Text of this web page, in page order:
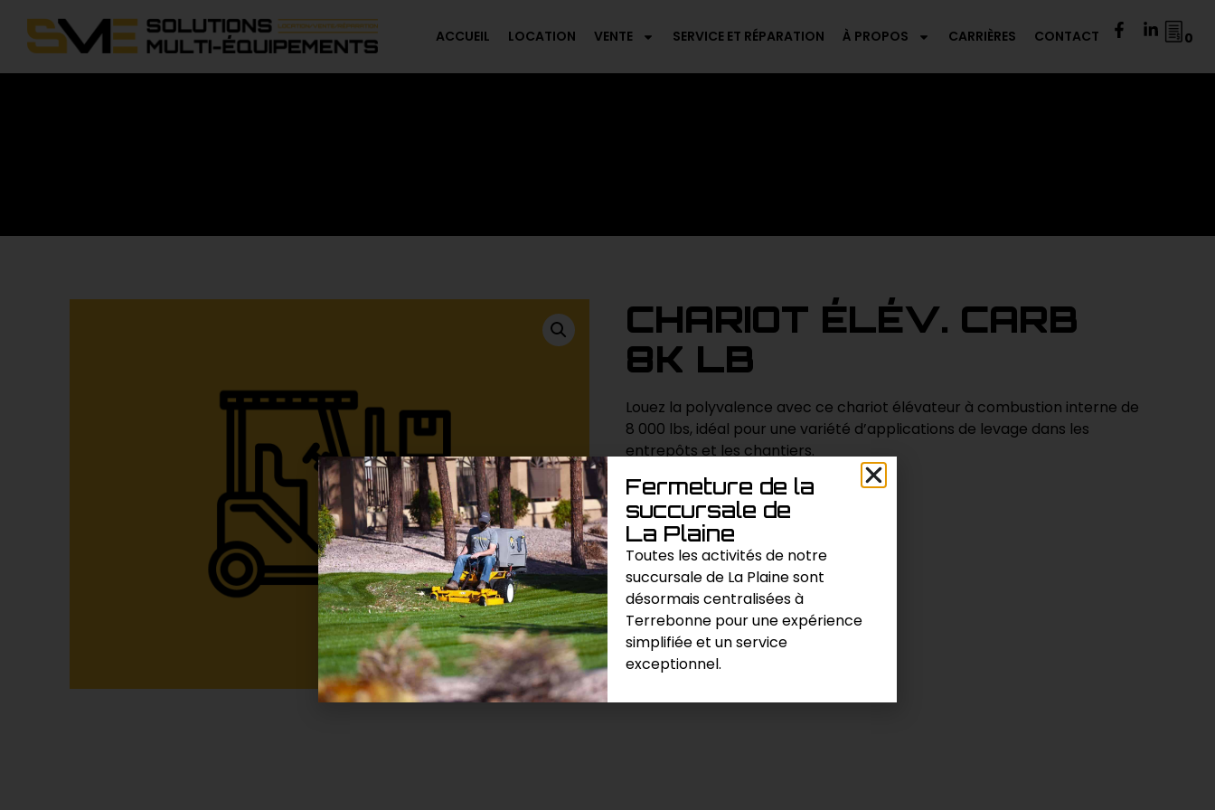
0
ACCUEIL LOCATION VENTE SERVICE ET RÉPARATION À PROPOS CARRIÈRES CONTACT
CHARIOT ÉLÉV. CARB
8K LB
Louez la polyvalence avec ce chariot élévateur à combustion interne de
8 000 lbs, idéal pour une variété d’applications de levage dans les
entrepôts et les chantiers.
Demande de prix
Catégories : Chariot Motorisé,Manutention
Fermeture de la
succursale de
La Plaine
Toutes les activités de notre
succursale de La Plaine sont
désormais centralisées à
Terrebonne pour une expérience
simplifiée et un service
exceptionnel.